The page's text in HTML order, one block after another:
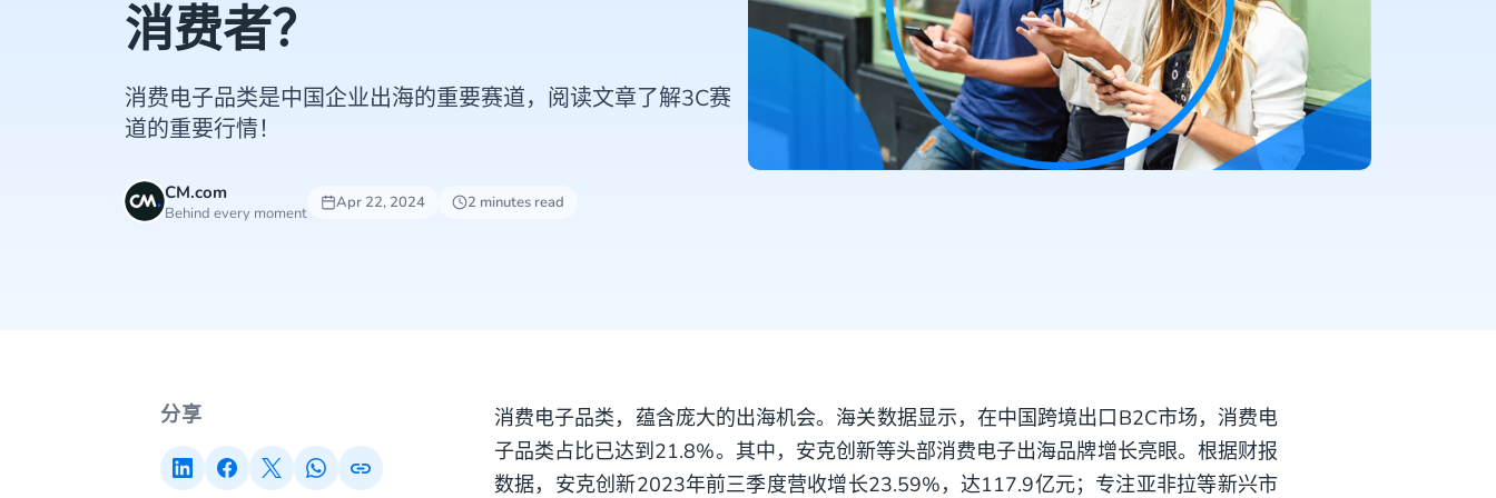
消费者？
消费电子品类是中国企业出海的重要赛道，阅读文章了解3C赛
道的重要行情！
CM.com
Behind every moment
Apr 22, 2024 2 minutes read
分享
消费电子品类，蕴含庞大的出海机会。海关数据显示，在中国跨境出口B2C市场，消费电
子品类占比已达到21.8%。其中，安克创新等头部消费电子出海品牌增长亮眼。根据财报
数据，安克创新2023年前三季度营收增长23.59%，达117.9亿元；专注亚非拉等新兴市